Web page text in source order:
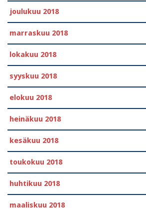
joulukuu 2018
marraskuu 2018
lokakuu 2018
syyskuu 2018
elokuu 2018
heinäkuu 2018
kesäkuu 2018
toukokuu 2018
huhtikuu 2018
maaliskuu 2018